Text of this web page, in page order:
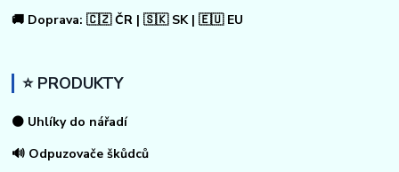
🚚 Doprava: 🇨🇿 ČR | 🇸🇰 SK | 🇪🇺 EU
⭐ PRODUKTY
⚫ Uhlíky do nářadí
🔊 Odpuzovače škůdců